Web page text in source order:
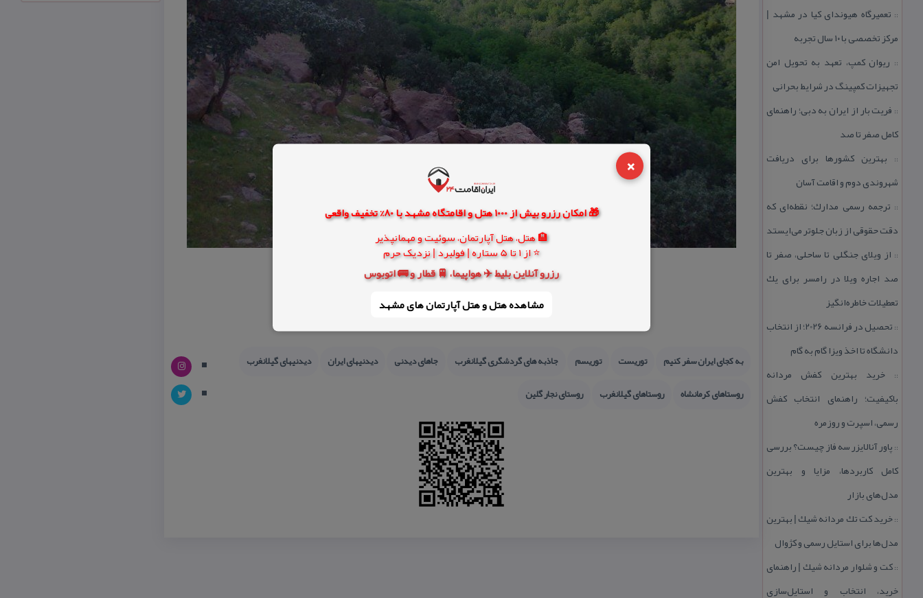
×
🎁 امکان رزرو بیش از 1000 هتل و اقامتگاه مشهد با 80% تخفیف واقعی
🏨 هتل، هتل آپارتمان، سوئیت و مهمانپذیر
⭐ از 1 تا 5 ستاره | فولبرد | نزدیک حرم
رزرو آنلاین بلیط ✈️ هواپیما، 🚆 قطار و 🚌 اتوبوس
مشاهده هتل و هتل‌ آپارتمان های مشهد
:: تعمیرگاه هیوندای كیا در مشهد |
مركز تخصصی با ۱۰ سال تجربه
:: ریوان كمپ، تعهد به تحویل امن
تجهیزات كمپینگ در شرایط بحرانی
:: فریت بار از ایران به دبی؛ راهنمای
كامل صفر تا صد
:: بهترین كشورها برای دریافت
شهروندی دوم و اقامت آسان
:: ترجمه رسمی مدارك؛ نقطه‌ای كه
دقت حقوقی از زبان جلوتر می‌ایستد
:: از ویلای جنگلی تا ساحلی، صفر تا
صد اجاره ویلا در رامسر برای یك
تعطیلات خاطره‌انگیز
::
تحصیل در فرانسه 2026؛ از انتخاب
دانشگاه تا اخذ ویزا گام به گام
::خرید بهترین كفش مردانه
باكیفیت؛ راهنمای انتخاب كفش
رسمی، اسپرت و روزمره
:: پاور آنالایزر سه فاز چیست؟ بررسی
كامل كاربردها، مزایا و بهترین
مدل‌های بازار
::خرید كت تك مردانه شیك | بهترین
مدل‌ها برای استایل رسمی و كژوال
::كت و شلوار مردانه شیك | راهنمای
خرید، انتخاب و استایل‌سازی
به كجای ایران سفر كنیم توریست توریسم جاذبه های گردشگری گیلانغرب جاهای دیدنی دیدنیهای ایران
دیدنیهای گیلانغرب
روستاهای كرمانشاه
روستاهای گیلانغرب روستای نجار گلین